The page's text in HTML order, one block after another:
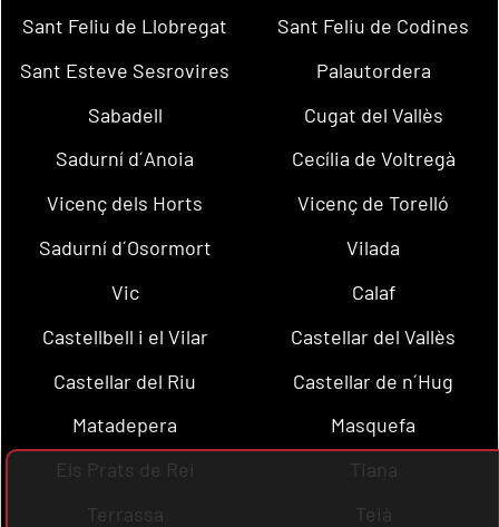
Sant Feliu de Llobregat
Sant Feliu de Codines
Sant Esteve Sesrovires
Palautordera
Sabadell
Cugat del Vallès
Sadurní d´Anoia
Cecília de Voltregà
Vicenç dels Horts
Vicenç de Torelló
Sadurní d´Osormort
Vilada
Vic
Calaf
Castellbell i el Vilar
Castellar del Vallès
Castellar del Riu
Castellar de n´Hug
Matadepera
Masquefa
Els Prats de Rei
Tiana
Terrassa
Teià